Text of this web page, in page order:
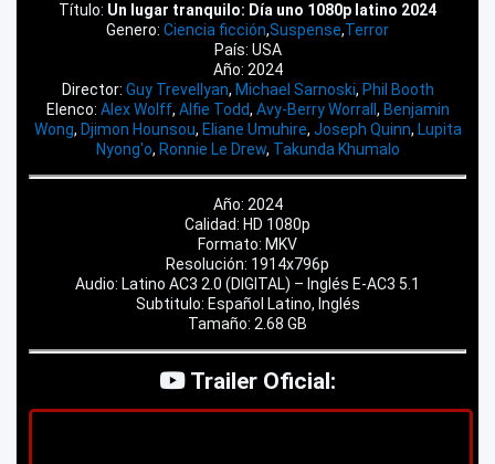
Título: Un lugar tranquilo: Día uno 1080p latino 2024
Genero: Ciencia ficción,Suspense,Terror
País: USA
Año: 2024
Director: Guy Trevellyan, Michael Sarnoski, Phil Booth
Elenco: Alex Wolff, Alfie Todd, Avy-Berry Worrall , Benjamin
Wong, Djimon Hounsou, Eliane Umuhire, Joseph Quinn, Lupita
Nyong'o, Ronnie Le Drew, Takunda Khumalo
Año: 2024
Calidad: HD 1080p
Formato: MKV
Resolución: 1914x796p
Audio: Latino AC3 2.0 (DIGITAL) – Inglés E-AC3 5.1
Subtitulo: Español Latino, Inglés
Tamaño: 2.68 GB
Trailer Oficial: